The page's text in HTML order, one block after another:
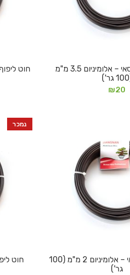
לסל
חוט ליפוף לבונסאי – אלומיניום 3.5 מ"מ
₪20
לסל
חוט ליפוף לבונסאי – אלומיניום 2 מ"מ (100
גר')
נמכר